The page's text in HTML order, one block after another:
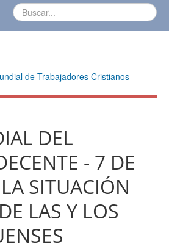
DEL
- 7 DE
SITUACIÓN
LAS Y LOS